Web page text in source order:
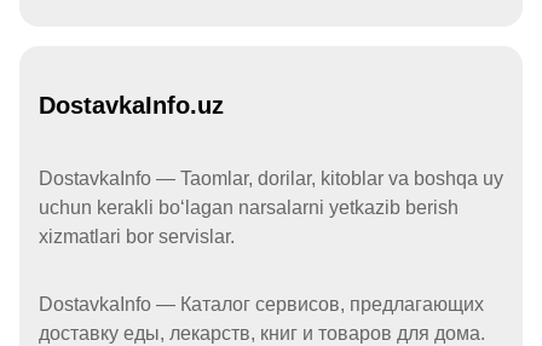
DostavkaInfo.uz
DostavkaInfo — Taomlar, dorilar, kitoblar va boshqa uy
uchun kerakli boʻlagan narsalarni yetkazib berish
xizmatlari bor servislar.
DostavkaInfo — Каталог сервисов, предлагающих
доставку еды, лекарств, книг и товаров для дома.